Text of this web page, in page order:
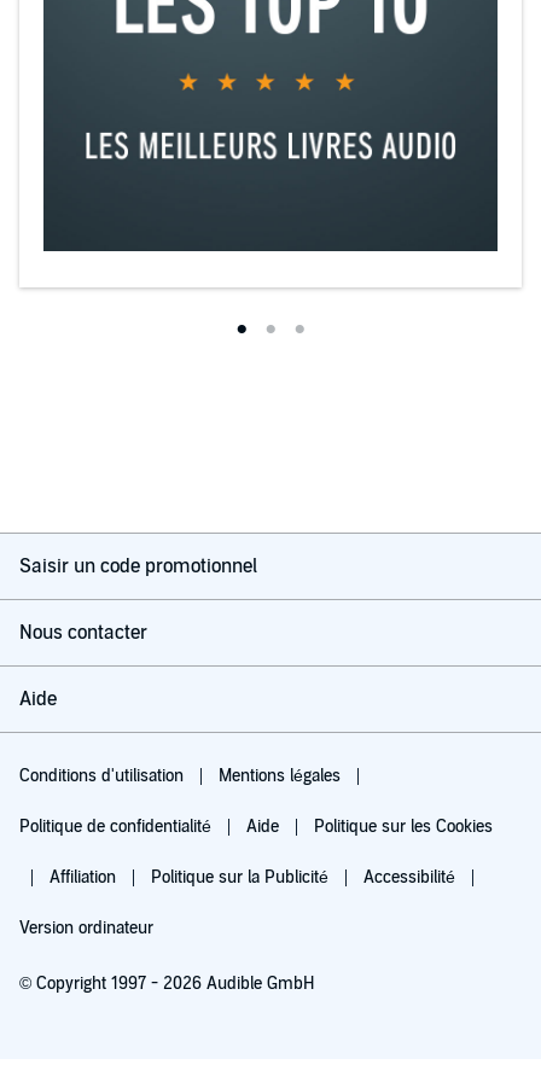
Saisir un code promotionnel
Nous contacter
Aide
Conditions d'utilisation Mentions légales
Politique de confidentialité Aide Politique sur les Cookies
Affiliation Politique sur la Publicité Accessibilité
Version ordinateur
© Copyright 1997 - 2026 Audible GmbH